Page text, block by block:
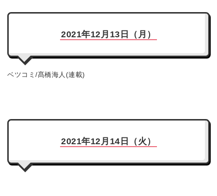
2021年12月13日（月）
ベツコミ/髙橋海人(連載)
2021年12月14日（火）